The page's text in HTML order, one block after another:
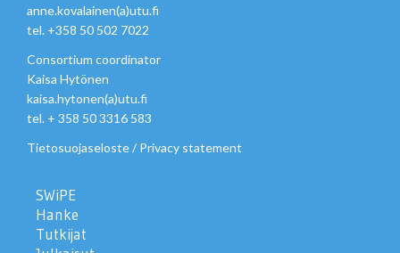
anne.kovalainen(a)utu.fi
tel. +358 50 502 7022
Consortium coordinator
Kaisa Hytönen
kaisa.hytonen(a)utu.fi
tel. + 358 50 3316 583
Tietosuojaseloste/ Privacy statement
SWiPE
Hanke
Tutkijat